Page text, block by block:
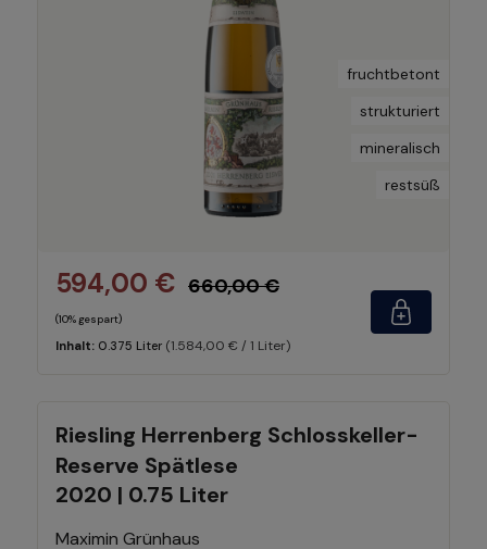
fruchtbetont
strukturiert
mineralisch
restsüß
594,00 € 660,00 €
(10% gespart)
Inhalt: 0.375 Liter (1.584,00 € / 1 Liter)
Riesling Herrenberg Schlosskeller-
Reserve Spätlese
2020 | 0.75 Liter
Maximin Grünhaus